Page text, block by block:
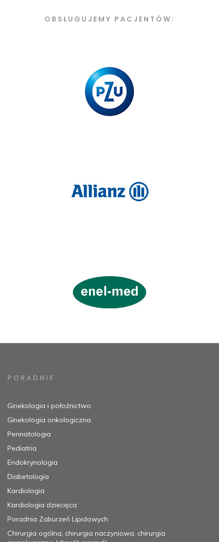
OBSŁUGUJEMY PACJENTÓW:
PORADNIE
Ginekologia i położnictwo
Ginekologia onkologiczna
Perinatologia
Pediatria
Endokrynologia
Diabetologia
Kardiologia
Kardiologia dziecięca
Poradnia Zaburzeń Lipidowych
Chirurgia ogólna, chirurgia naczyniowa, chirurgia